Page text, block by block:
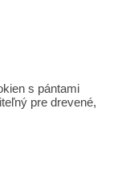
s pántami
pre drevené,